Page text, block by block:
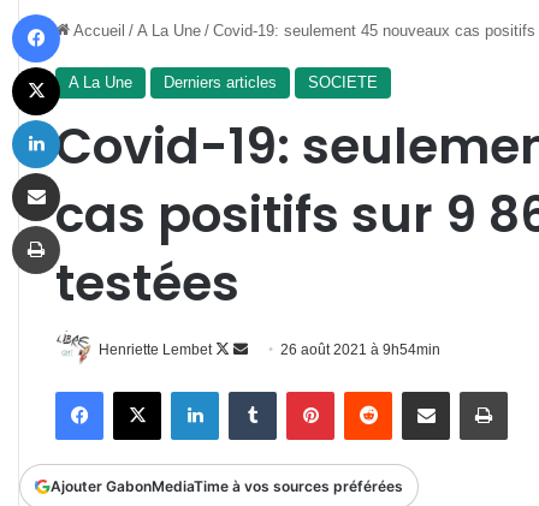
Accueil / A La Une / Covid-19: seulement 45 nouveaux cas
A La Une Derniers articles SOCIETE
Covid-19:
cas positifs sur 9
testées
Henriette Lembet
Follow
Envoyer
courriel
26 août 2021 à 9h54min
FacebookX LinkedinTumblr PinterestReddit Partager par email
Ajouter GabonMediaTime à vos sources préférées
X
Imprimer